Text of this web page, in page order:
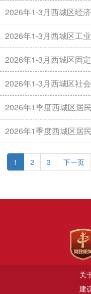
2026年1-3月西城区经
2026年1-3月西城区工
2026年1-3月西城区社
2026年1季度西城区居
2026年1季度西城区居
1 2 3 下一页
关
建